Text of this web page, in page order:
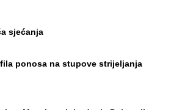
sjećanja
ponosa na stupove strijeljanja